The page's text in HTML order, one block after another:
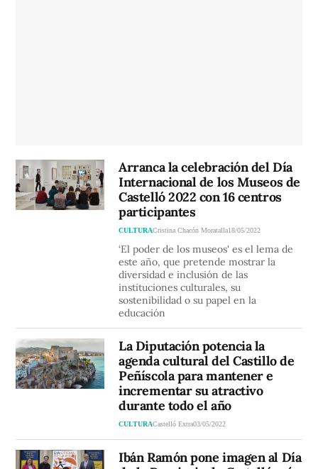
Arranca la celebración del Día
Internacional de los Museos de
Castelló 2022 con 16 centros
participantes
CULTURACristina Chacón Moratalla18/05/2022
‘El poder de los museos' es el lema de
este año, que pretende mostrar la
diversidad e inclusión de las
instituciones culturales, su
sostenibilidad o su papel en la
educación
La Diputación potencia la
agenda cultural del Castillo de
Peñíscola para mantener e
incrementar su atractivo
durante todo el año
CULTURACastelló Extra03/05/2022
Ibán Ramón pone imagen al Día